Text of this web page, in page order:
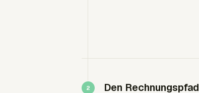
Den Rechnungspfad